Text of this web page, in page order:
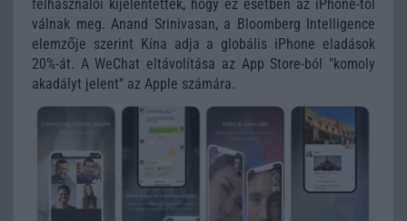
felhasználói kijelentették, hogy ez esetben az iPhone-tól
válnak meg. Anand Srinivasan, a Bloomberg Intelligence
elemzője szerint Kína adja a globális iPhone eladások
20%-át. A WeChat eltávolítása az App Store-ból "komoly
akadályt jelent" az Apple számára.